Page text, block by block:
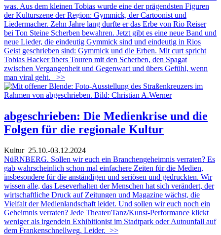
was. Aus dem kleinen Tobias wurde eine der prägendsten Figuren
der Kulturszene der Region: Gymmick, der Cartoonist und
Liedermacher. Zehn Jahre lang durfte er das Erbe von Rio Reiser
bei Ton Steine Scherben bewahren. Jetzt gibt es eine neue Band und
neue Lieder, die eindeutig Gymmick sind und eindeutig in Rios
Geist geschrieben sind: Gymmick und die Erben. Mit curt spricht
Tobias Hacker übers Touren mit den Scherben, den Spagat
zwischen Vergangenheit und Gegenwart und übers Gefühl, wenn
man viral geht.
>>
abgeschrieben: Die Medienkrise und die
Folgen für die regionale Kultur
Kultur25.10.-03.12.2024
NüRNBERG. Sollen wir euch ein Branchengeheimnis verraten? Es
gab wahrscheinlich schon mal einfachere Zeiten für die Medien,
insbesondere für die anständigen und seriösen und gedruckten. Wir
wissen alle, das Leseverhalten der Menschen hat sich verändert, der
wirtschaftliche Druck auf Zeitungen und Magazine wächst, die
Vielfalt der Medienlandschaft leidet. Und sollen wir euch noch ein
Geheimnis verraten? Jede Theater/Tanz/Kunst-Performance klickt
weniger als irgendein Exhibitionist im Stadtpark oder Autounfall auf
dem Frankenschnellweg. Leider. >>